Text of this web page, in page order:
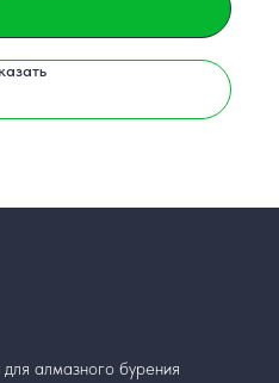
алмазного бурения